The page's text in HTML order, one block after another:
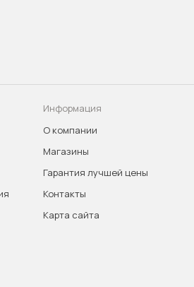
Информация
О компании
Магазины
Гарантия лучшей цены
Контакты
Карта сайта